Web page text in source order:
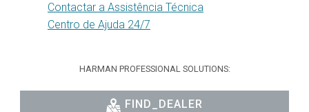
Contactar a Assistência Técnica
Centro de Ajuda 24/7
HARMAN PROFESSIONAL SOLUTIONS:
FIND_DEALER